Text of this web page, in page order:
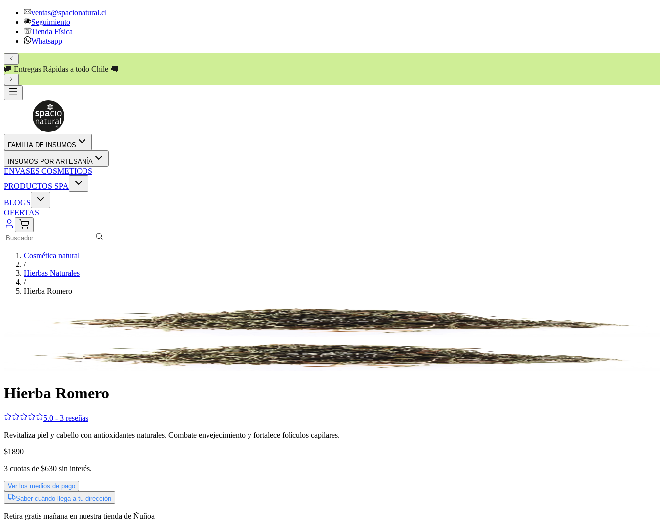
ventas@spacionatural.cl
Seguimiento
Tienda Física
Whatsapp
🚚 Entregas Rápidas a todo Chile 🚚
FAMILIA DE INSUMOS
INSUMOS POR ARTESANÍA
ENVASES COSMETICOS
PRODUCTOS SPA
BLOGS
OFERTAS
Cosmética natural
/
Hierbas Naturales
/
Hierba Romero
Hierba Romero
5.0 - 3 reseñas
Revitaliza piel y cabello con antioxidantes naturales. Combate envejecimiento y fortalece folículos capilares.
$1890
3 cuotas de $630 sin interés.
Ver los medios de pago
Saber cuándo llega a tu dirección
Retira gratis mañana en nuestra tienda de Ñuñoa